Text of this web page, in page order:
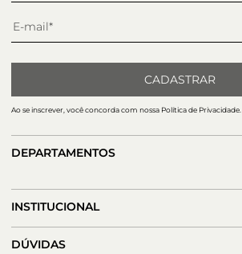
CADASTRAR
Ao se inscrever, você concorda com nossa Política de Privacidade.
DEPARTAMENTOS
INSTITUCIONAL
DÚVIDAS